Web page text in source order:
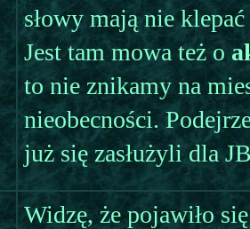
słowy mają nie
Jest tam mowa też o
to nie znikamy na
nieobecności.
już się zasłużyli dla
Widzę, że pojawiło